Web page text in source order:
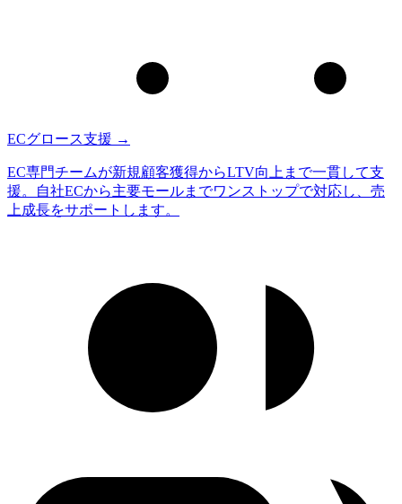
ECグロース支援 →
EC専門チームが新規顧客獲得からLTV向上まで一貫して支
援。自社ECから主要モールまでワンストップで対応し、売
上成長をサポートします。